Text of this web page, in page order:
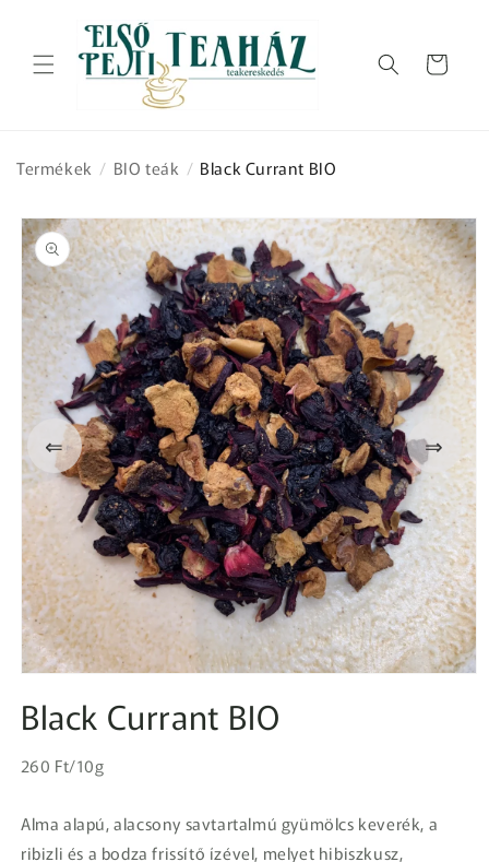
tartalomhoz
Kosár
Termékek / BIO teák / Black Currant BIO
⇐
Kihagyás, és
ugrás a
termékadatokra
megnyitása
a
párbeszédpanelen
⇒
Black Currant BIO
Normál
Egységár
260 Ft/10g
Alma alapú, alacsony savtartalmú gyümölcs keverék, a
ribizli és a bodza frissítő ízével, melyet hibiszkusz,